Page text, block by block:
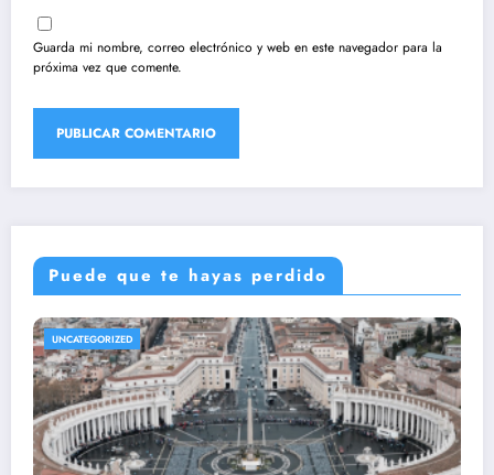
Guarda mi nombre, correo electrónico y web en este navegador para la
próxima vez que comente.
Puede que te hayas perdido
UNCATEGORIZED